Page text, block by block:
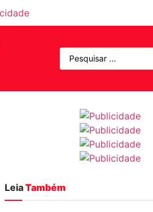
LeiaTambém